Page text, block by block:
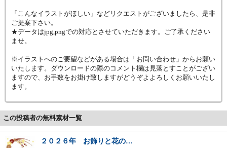
「こんなイラストがほしい」などリクエストがございましたら、是非
ご提案下さい。
★データはjpg,pngでの対応とさせていただきます。ご了承ください
ませ。
※イラストへのご要望などがある場合は「お問い合わせ」からお願い
いたします。ダウンロードの際のコメント欄は見落とすことがござい
ますので、お手数をお掛け致しますがどうぞよよろしくお願いいたし
ます。
この投稿者の無料素材一覧
２０２６年 お飾りと花の…